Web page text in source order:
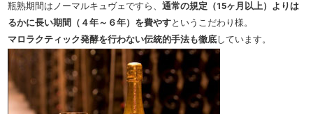
瓶熟期間はノーマルキュヴェですら、 通常の規定（15ヶ月以上）よりは
るかに長い期間（４年～６年）を費やすというこだわり様。
マロラクティック発酵を行わない伝統的手法も徹底しています。